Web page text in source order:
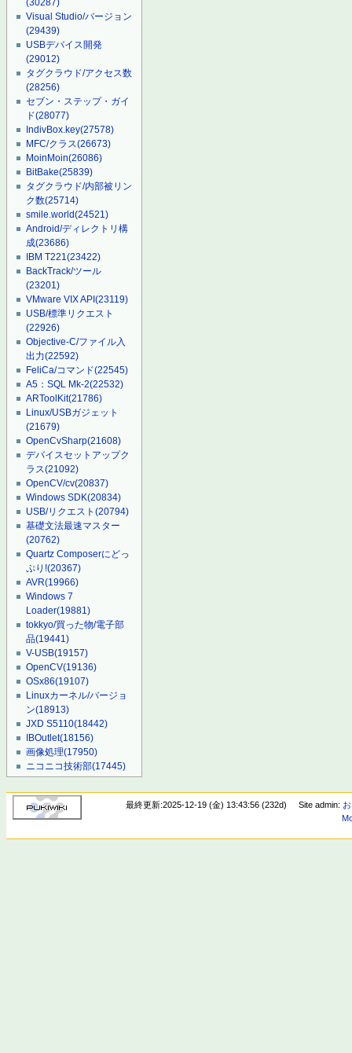
(30287)
Visual Studio/バージョン
(29439)
USBデバイス開発
(29012)
タグクラウド/アクセス数
(28256)
セブン・ステップ・ガイ
ド(28077)
IndivBox.key(27578)
MFC/クラス(26673)
MoinMoin(26086)
BitBake(25839)
タグクラウド/内部被リン
ク数(25714)
smile.world(24521)
Android/ディレクトリ構
成(23686)
IBM T221(23422)
BackTrack/ツール
(23201)
VMware VIX API(23119)
USB/標準リクエスト
(22926)
Objective-C/ファイル入
出力(22592)
FeliCa/コマンド(22545)
A5：SQL Mk-2(22532)
ARToolKit(21786)
Linux/USBガジェット
(21679)
OpenCvSharp(21608)
デバイスセットアップク
ラス(21092)
OpenCV/cv(20837)
Windows SDK(20834)
USB/リクエスト(20794)
基礎文法最速マスター
(20762)
Quartz Composerにどっ
ぷり!(20367)
AVR(19966)
Windows 7
Loader(19881)
tokkyo/買った物/電子部
品(19441)
V-USB(19157)
OpenCV(19136)
OSx86(19107)
Linuxカーネル/バージョ
ン(18913)
JXD S5110(18442)
IBOutlet(18156)
画像処理(17950)
ニコニコ技術部(17445)
最終更新:2025-12-19 (金) 13:43:56 (232d) Site admin: